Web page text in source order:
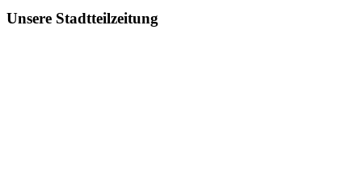
Unsere Stadtteilzeitung